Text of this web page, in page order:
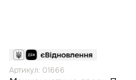
Артикул: 01666